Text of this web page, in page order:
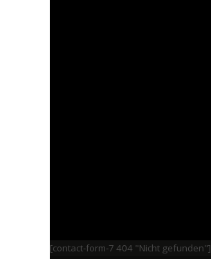
[contact-form-7 404 "Nicht gefunden"]